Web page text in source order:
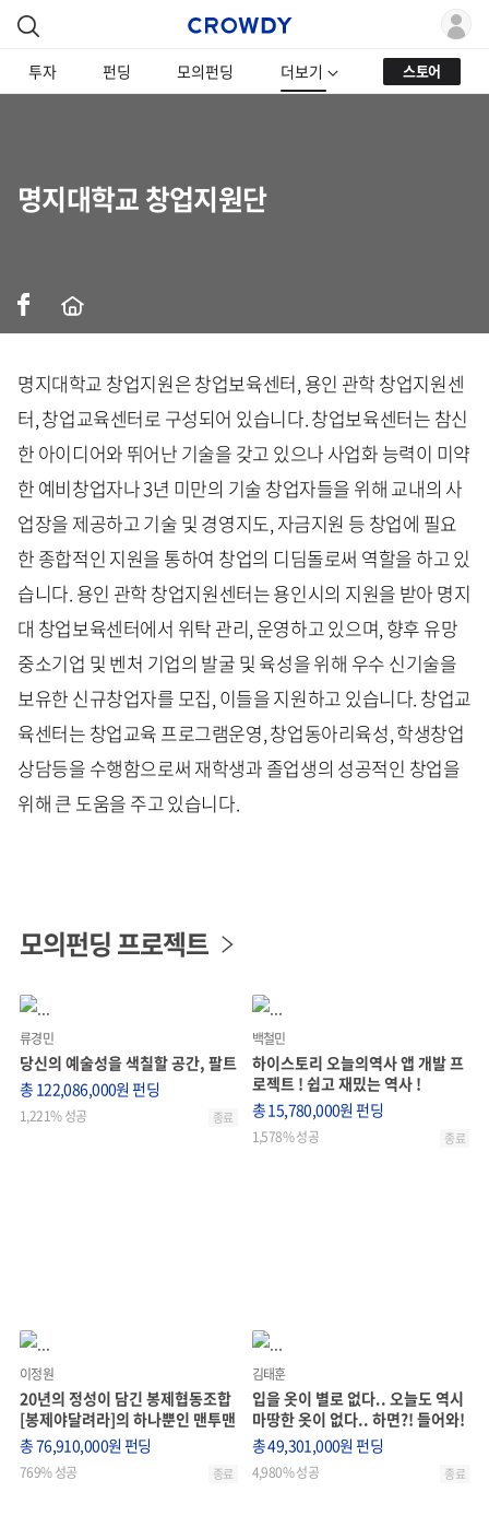
투자 펀딩 모의펀딩 더보기 스토어
명지대학교 창업지원단
명지대학교 창업지원은 창업보육센터, 용인 관학 창업지원센
터, 창업교육센터로 구성되어 있습니다. 창업보육센터는 참신
한 아이디어와 뛰어난 기술을 갖고 있으나 사업화 능력이 미약
한 예비창업자나 3년 미만의 기술 창업자들을 위해 교내의 사
업장을 제공하고 기술 및 경영지도, 자금지원 등 창업에 필요
한 종합적인 지원을 통하여 창업의 디딤돌로써 역할을 하고 있
습니다. 용인 관학 창업지원센터는 용인시의 지원을 받아 명지
대 창업보육센터에서 위탁 관리, 운영하고 있으며, 향후 유망
중소기업 및 벤처 기업의 발굴 및 육성을 위해 우수 신기술을
보유한 신규창업자를 모집, 이들을 지원하고 있습니다. 창업교
육센터는 창업교육 프로그램운영, 창업동아리육성, 학생창업
상담등을 수행함으로써 재학생과 졸업생의 성공적인 창업을
위해 큰 도움을 주고 있습니다.
모의펀딩 프로젝트
류경민
당신의 예술성을 색칠할 공간, 팔트
총 122,086,000원 펀딩
1,221% 성공 종료
백철민
하이스토리 오늘의역사 앱 개발 프
로젝트 ! 쉽고 재밌는 역사 !
총 15,780,000원 펀딩
1,578% 성공 종료
이정원
20년의 정성이 담긴 봉제협동조합
[봉제야달려라]의 하나뿐인 맨투맨
총 76,910,000원 펀딩
769% 성공 종료
김태훈
입을 옷이 별로 없다.. 오늘도 역시
마땅한 옷이 없다.. 하면?! 들어와!
총 49,301,000원 펀딩
4,980% 성공 종료